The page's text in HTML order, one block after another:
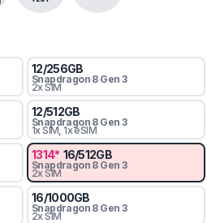
12/256GB
Snapdragon 8 Gen 3
2x SIM
12/512GB
Snapdragon 8 Gen 3
1x SIM, 1x eSIM
1314* 16/512GB
Snapdragon 8 Gen 3
2x SIM
16/1000GB
Snapdragon 8 Gen 3
2x SIM